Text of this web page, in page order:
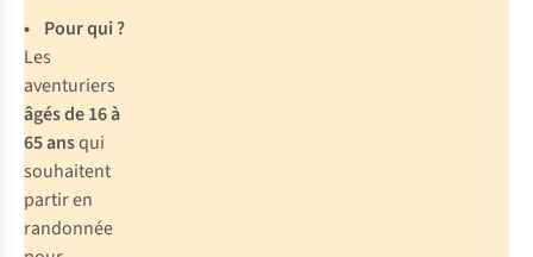
• Pour qui ?
Les
aventuriers
âgés de 16 à
65 ansqui
souhaitent
partir en
randonnée